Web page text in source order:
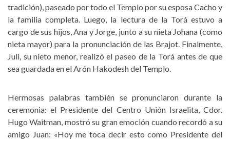
tradición), paseado por todo el Templo por su esposa Cacho y
la familia completa. Luego, la lectura de la Torá estuvo a
cargo de sus hijos, Ana y Jorge, junto a su nieta Johana (como
nieta mayor) para la pronunciación de las Brajot. Finalmente,
Juli, su nieto menor, realizó el paseo de la Torá antes de que
sea guardada en el Arón Hakodesh del Templo.
Hermosas palabras también se pronunciaron durante la
ceremonia: el Presidente del Centro Unión Israelita, Cdor.
Hugo Waitman, mostró su gran emoción cuando recordó a su
amigo Juan: «Hoy me toca decir esto como Presidente del